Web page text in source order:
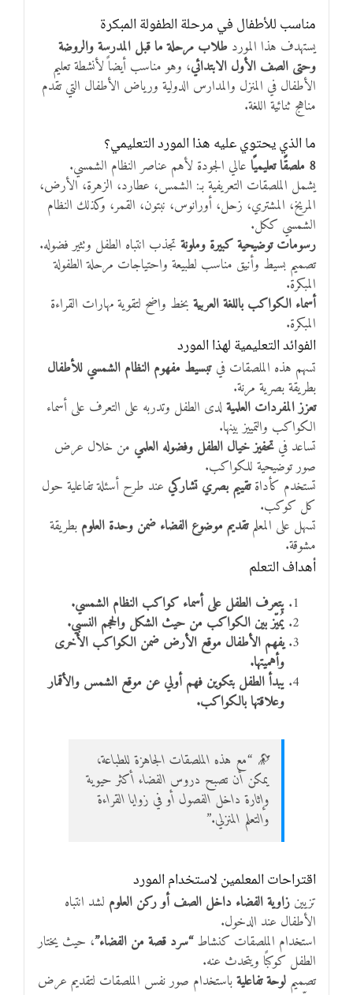
مناسب للأطفال في مرحلة الطفولة المبكرة
يستهدف هذا المورد طلاب مرحلة ما قبل المدرسة والروضة
وحتى الصف الأول الابتدائي، وهو مناسب أيضاً لأنشطة تعليم
الأطفال في المنزل والمدارس الدولية ورياض الأطفال التي تقدم
مناهج ثنائية اللغة.
ما الذي يحتوي عليه هذا المورد التعليمي؟
8 ملصقًا تعليميًا
عالي الجودة لأهم عناصر النظام الشمسي.
يشمل الملصقات التعريفية بـ: الشمس، عطارد، الزهرة، الأرض،
المريخ، المشتري، زحل، أورانوس، نبتون، القمر، وكذلك النظام
الشمسي ككل.
رسومات توضيحية كبيرة وملونةتجذب انتباه الطفل وتثير فضوله.
تصميم بسيط وأنيق مناسب لطبيعة واحتياجات مرحلة الطفولة
المبكرة.
أسماء الكواكب باللغة العربيةبخط واضح لتقوية مهارات القراءة
المبكرة.
الفوائد التعليمية لهذا المورد
تسهم هذه الملصقات في تبسيط مفهوم النظام الشمسي للأطفال
بطريقة بصرية مرنة.
تعزز المفردات العلميةلدى الطفل وتدربه على التعرف على أسماء
الكواكب والتمييز بينها.
تساعد في تحفيز خيال الطفل وفضوله العلمي من خلال عرض
صور توضيحية للكواكب.
تستخدم كأداةتقييم بصري تشاركي عند طرح أسئلة تفاعلية حول
كل كوكب.
تسهل على المعلمتقديم موضوع الفضاء ضمن وحدة العلوم بطريقة
مشوقة.
أهداف التعلم
يتعرف الطفل على أسماء كواكب النظام الشمسي.
يُميّز بين الكواكب من حيث الشكل والحجم النسبي.
يفهم الأطفال موقع الأرض ضمن الكواكب الأخرى
وأهميتها.
يبدأ الطفل بتكوين فهم أولي عن موقع الشمس والأقمار
وعلاقتها بالكواكب.
🔭 “مع هذه الملصقات الجاهزة للطباعة،
يمكن أن تصبح دروس الفضاء أكثر حيوية
وإثارة داخل الفصول أو في زوايا القراءة
والتعلم المنزلي.”
اقتراحات المعلمين لاستخدام المورد
تزيين زاوية الفضاء داخل الصف أو ركن العلوم لشد انتباه
الأطفال عند الدخول.
استخدام الملصقات كنشاط“سرد قصة من الفضاء”، حيث يختار
الطفل كوكبًا ويتحدث عنه.
تصميم لوحة تفاعليةباستخدام صور نفس الملصقات لتقديم عرض